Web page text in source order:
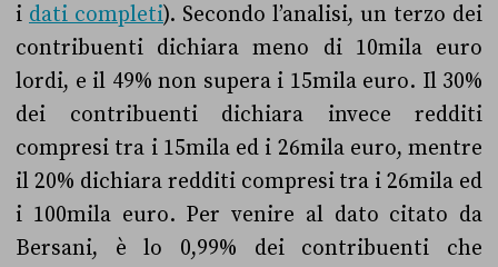
i dati completi). Secondo l’analisi, un terzo dei
contribuenti dichiara meno di 10mila euro
lordi, e il 49% non supera i 15mila euro. Il 30%
dei contribuenti dichiara invece redditi
compresi tra i 15mila ed i 26mila euro, mentre
il 20% dichiara redditi compresi tra i 26mila ed
i 100mila euro. Per venire al dato citato da
Bersani, è lo 0,99% dei contribuenti che